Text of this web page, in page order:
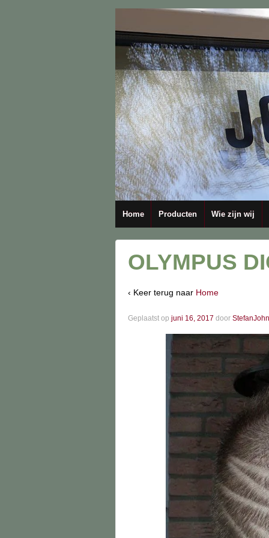
Home Producten Wie zijn wij
OLYMPUS
‹ Keer terug naar Home
Geplaatst op juni 16, 2017 door StefanJohn